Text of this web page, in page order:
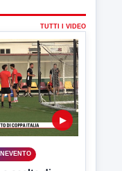
TUTTI I VIDEO